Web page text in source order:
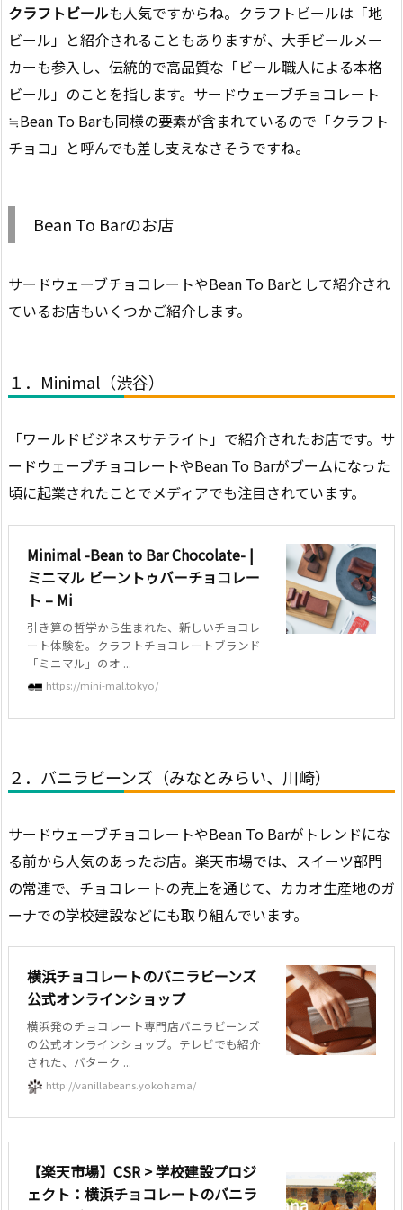
クラフトビールも人気ですからね。クラフトビールは「地
ビール」と紹介されることもありますが、大手ビールメー
カーも参入し、伝統的で高品質な「ビール職人による本格
ビール」のことを指します。サードウェーブチョコレート
≒Bean To Barも同様の要素が含まれているので「クラフト
チョコ」と呼んでも差し支えなさそうですね。
Bean To Barのお店
サードウェーブチョコレートやBean To Barとして紹介され
ているお店もいくつかご紹介します。
１．Minimal（渋谷）
「ワールドビジネスサテライト」で紹介されたお店です。サ
ードウェーブチョコレートやBean To Barがブームになった
頃に起業されたことでメディアでも注目されています。
Minimal -Bean to Bar Chocolate- |
ミニマル ビーントゥバーチョコレー
ト – Mi
引き算の哲学から生まれた、新しいチョコレ
ート体験を。クラフトチョコレートブランド
「ミニマル」のオ ...
https://mini-mal.tokyo/
２．バニラビーンズ（みなとみらい、川崎）
サードウェーブチョコレートやBean To Barがトレンドにな
る前から人気のあったお店。楽天市場では、スイーツ部門
の常連で、チョコレートの売上を通じて、カカオ生産地のガ
ーナでの学校建設などにも取り組んでいます。
横浜チョコレートのバニラビーンズ
公式オンラインショップ
横浜発のチョコレート専門店バニラビーンズ
の公式オンラインショップ。テレビでも紹介
された、バターク ...
http://vanillabeans.yokohama/
【楽天市場】CSR > 学校建設プロジ
ェクト：横浜チョコレートのバニラ